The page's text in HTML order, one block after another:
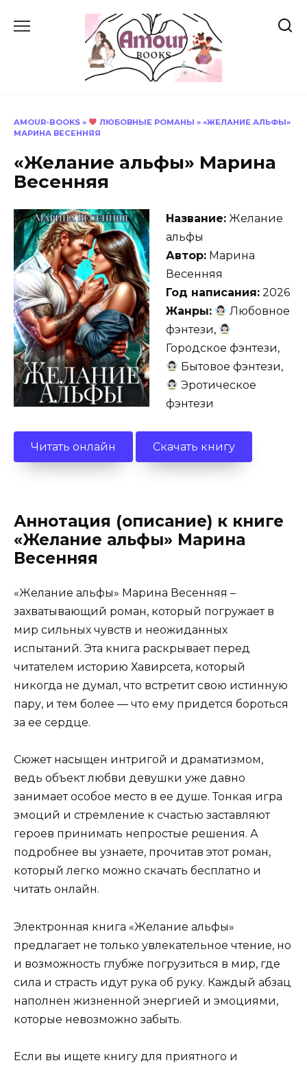
AMOUR-BOOKS » ЛЮБОВНЫЕ РОМАНЫ » «ЖЕЛАНИЕ АЛЬФЫ»
МАРИНА ВЕСЕННЯЯ
«Желание альфы» Марина
Весенняя
Название: Желание
альфы
Автор: Марина
Весенняя
Год написания: 2026
Жанры:
Любовное
фэнтези,
Городское фэнтези,
Бытовое фэнтези,
Эротическое
фэнтези
Читать онлайн Скачать книгу
Аннотация (описание) к книге
«Желание альфы» Марина
Весенняя
«Желание альфы» Марина Весенняя –
захватывающий роман, который погружает в
мир сильных чувств и неожиданных
испытаний. Эта книга раскрывает перед
читателем историю Хавирсета, который
никогда не думал, что встретит свою истинную
пару, и тем более — что ему придется бороться
за ее сердце.
Сюжет насыщен интригой и драматизмом,
ведь объект любви девушки уже давно
занимает особое место в ее душе. Тонкая игра
эмоций и стремление к счастью заставляют
героев принимать непростые решения. А
подробнее вы узнаете, прочитав этот роман,
который легко можно скачать бесплатно и
читать онлайн.
Электронная книга «Желание альфы»
предлагает не только увлекательное чтение, но
и возможность глубже погрузиться в мир, где
сила и страсть идут рука об руку. Каждый абзац
наполнен жизненной энергией и эмоциями,
которые невозможно забыть.
Если вы ищете книгу для приятного и